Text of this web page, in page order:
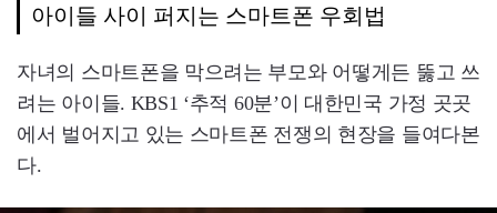
아이들 사이 퍼지는 스마트폰 우회법
자녀의 스마트폰을 막으려는 부모와 어떻게든 뚫고 쓰
려는 아이들. KBS1 ‘추적 60분’이 대한민국 가정 곳곳
에서 벌어지고 있는 스마트폰 전쟁의 현장을 들여다본
다.